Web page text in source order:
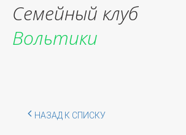
Семейный клуб
Вольтики
НАЗАД К СПИСКУ